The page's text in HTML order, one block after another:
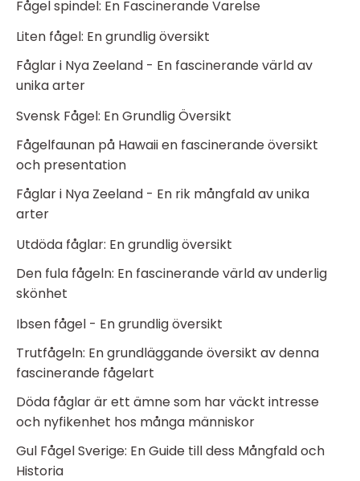
Fågel spindel: En Fascinerande Varelse
Liten fågel: En grundlig översikt
Fåglar i Nya Zeeland - En fascinerande värld av
unika arter
Svensk Fågel: En Grundlig Översikt
Fågelfaunan på Hawaii en fascinerande översikt
och presentation
Fåglar i Nya Zeeland - En rik mångfald av unika
arter
Utdöda fåglar: En grundlig översikt
Den fula fågeln: En fascinerande värld av underlig
skönhet
Ibsen fågel - En grundlig översikt
Trutfågeln: En grundläggande översikt av denna
fascinerande fågelart
Döda fåglar är ett ämne som har väckt intresse
och nyfikenhet hos många människor
Gul Fågel Sverige: En Guide till dess Mångfald och
Historia